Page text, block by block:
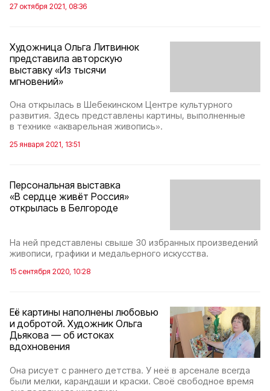
27 октября 2021, 08:36
Художница Ольга Литвинюк
представила авторскую
выставку «Из тысячи
мгновений»
Она открылась в Шебекинском Центре культурного
развития. Здесь представлены картины, выполненные
в технике «акварельная живопись».
25 января 2021, 13:51
Персональная выставка
«В сердце живёт Россия»
открылась в Белгороде
На ней представлены свыше 30 избранных произведений
живописи, графики и медальерного искусства.
15 сентября 2020, 10:28
Её картины наполнены любовью
и добротой. Художник Ольга
Дьякова — об истоках
вдохновения
Она рисует с раннего детства. У неё в арсенале всегда
были мелки, карандаши и краски. Своё свободное время